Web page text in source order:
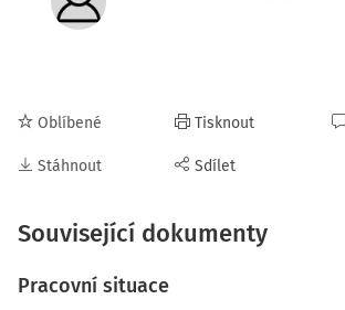
Oblíbené
Stáhnout
Tisknout
Sdílet
Související dokumenty
Pracovní situace